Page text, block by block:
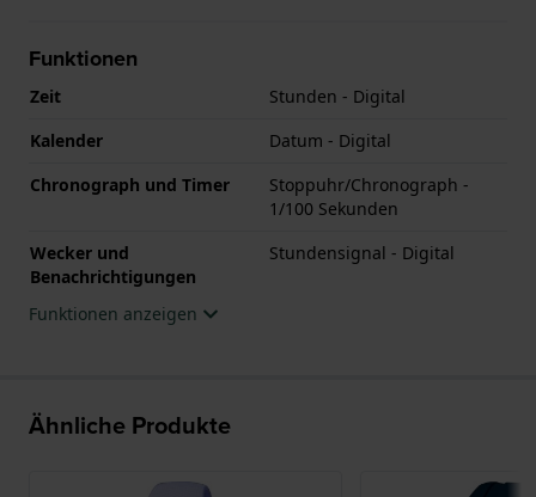
Funktionen
Zeit
Stunden - Digital
Kalender
Datum - Digital
Chronograph und Timer
Stoppuhr/Chronograph -
1/100 Sekunden
Wecker und
Benachrichtigungen
Stundensignal - Digital
Funktionen anzeigen
Ähnliche Produkte